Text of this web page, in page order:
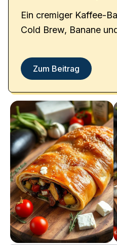
Ein cremiger Kaffee-
Cold Brew, Banane
Zum Beitrag